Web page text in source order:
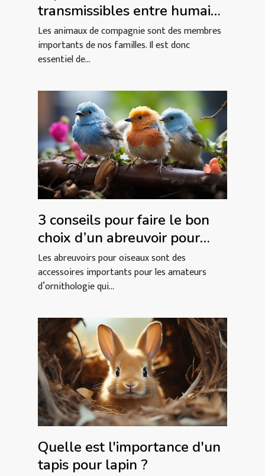
transmissibles entre humains
et animaux
Les animaux de compagnie sont des membres
importants de nos familles. Il est donc
essentiel de...
3 conseils pour faire le bon
choix d’un abreuvoir pour
oiseaux
Les abreuvoirs pour oiseaux sont des
accessoires importants pour les amateurs
d’ornithologie qui...
Quelle est l'importance d'un
tapis pour lapin ?